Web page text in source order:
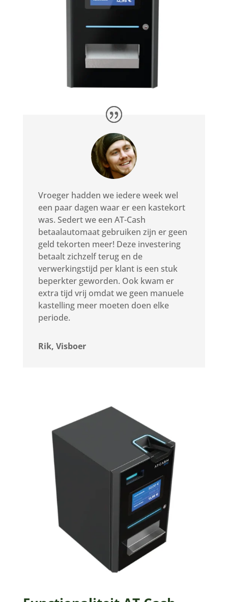
Vroeger hadden we iedere week wel
een paar dagen waar er een kastekort
was. Sedert we een AT-Cash
betaalautomaat gebruiken zijn er geen
geld tekorten meer! Deze investering
betaalt zichzelf terug en de
verwerkingstijd per klant is een stuk
beperkter geworden. Ook kwam er
extra tijd vrij omdat we geen manuele
kastelling meer moeten doen elke
periode.
Rik, Visboer